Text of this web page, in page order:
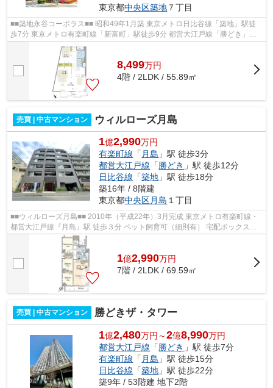
東京都中央区築地 ７丁目
■■築地永谷コーポラス■■ 昭和49年1月築 東京メトロ日比谷線「築地」駅徒
歩7分 東京メトロ有楽町線「新富町」駅徒歩9分 都営大江戸線「勝どき」駅
徒歩11分 東京メトロ日比谷線、都営...
8,499万円
4階 / 2LDK / 55.89㎡
売買 | 中古マンション ウィルローズ月島
1億2,990万円
有楽町線 「 月島 」駅 徒歩3分
都営大江戸線 「勝どき 」駅 徒歩12分
日比谷線 「築地 」駅 徒歩18分
築16年 / 8階建
東京都中央区月島 １丁目
■■ウィルローズ月島■■ 2010年（平成22年）3月完成 東京メトロ有楽町線・
都営大江戸線『月島』駅 徒歩３分 ペット飼育可（細則有） 宅配ボックスあ
り 【周辺環境】 ダイエー月島店...
1億2,990万円
7階 / 2LDK / 69.59㎡
売買 | 中古マンション 勝どきザ・タワー
1億2,480万円～2億8,990万円
都営大江戸線 「勝どき 」駅 徒歩7分
有楽町線 「 月島 」駅 徒歩15分
日比谷線 「築地 」駅 徒歩22分
築9年 / 53階建 地下2階